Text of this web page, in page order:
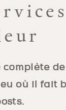
complète
où il fait